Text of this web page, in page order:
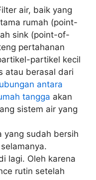
air, baik yang
rumah (point-
sink (point-of-
pertahanan
partikel kecil
atau berasal dari
antara
tangga akan
sistem air yang
yang sudah bersih
lagi. Oleh karena
rutin setelah